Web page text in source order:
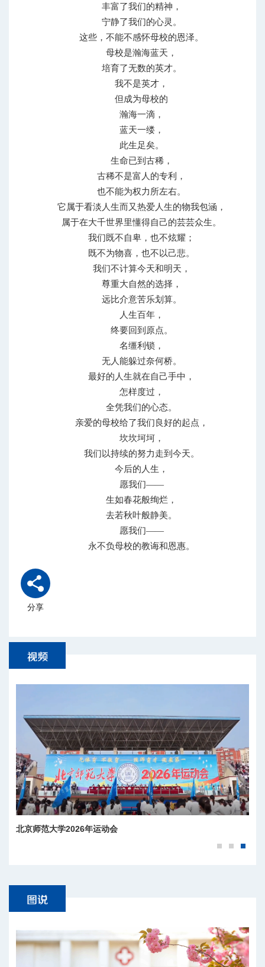
丰富了我们的精神，
宁静了我们的心灵。
这些，不能不感怀母校的恩泽。
母校是瀚海蓝天，
培育了无数的英才。
我不是英才，
但成为母校的
瀚海一滴，
蓝天一缕，
此生足矣。
生命已到古稀，
古稀不是富人的专利，
也不能为权力所左右。
它属于看淡人生而又热爱人生的物我包涵，
属于在大千世界里懂得自己的芸芸众生。
我们既不自卑，也不炫耀；
既不为物喜，也不以己悲。
我们不计算今天和明天，
尊重大自然的选择，
远比介意苦乐划算。
人生百年，
终要回到原点。
名缰利锁，
无人能躲过奈何桥。
最好的人生就在自己手中，
怎样度过，
全凭我们的心态。
亲爱的母校给了我们良好的起点，
坎坎坷坷，
我们以持续的努力走到今天。
今后的人生，
愿我们——
生如春花般绚烂，
去若秋叶般静美。
愿我们——
永不负母校的教诲和恩惠。
分享
北京师范大学2026年运动会